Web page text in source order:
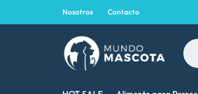
Nosotros Contacto